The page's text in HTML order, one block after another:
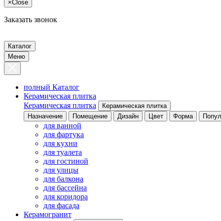
×Close
Заказать звонок
Каталог
Меню
полный Каталог
Керамическая плитка
Керамическая плитка
Керамическая плитка
Назначение
Помещение Дизайн Цвет Форма
для ванной
для фартука
для кухни
для туалета
для гостиной
для улицы
для балкона
для бассейна
для коридора
для фасада
Керамогранит